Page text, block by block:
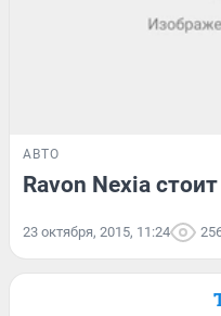
АВТО
Ravon Nexia
23 октября, 2015, 11:24